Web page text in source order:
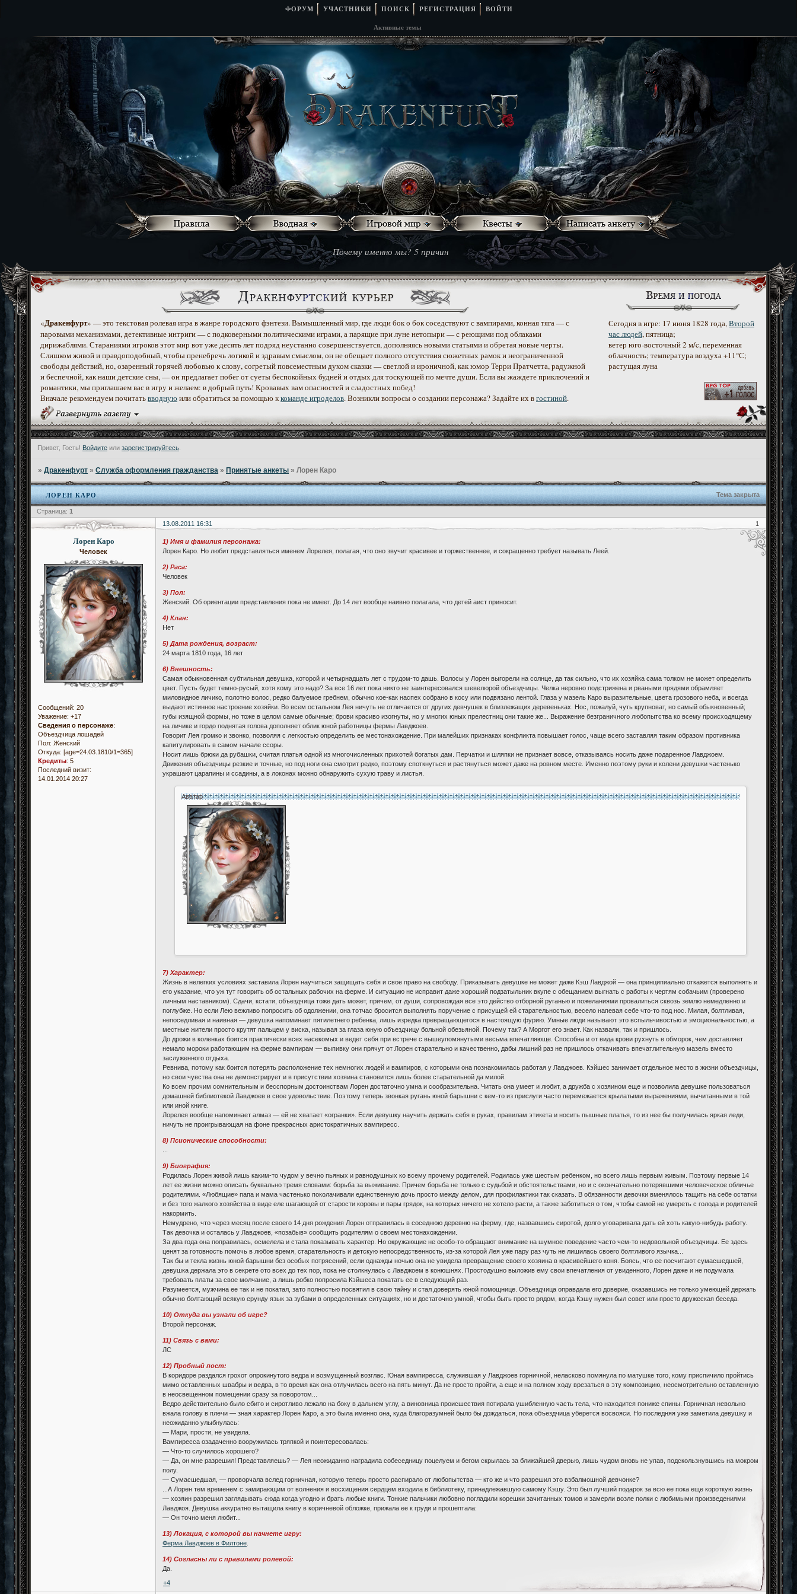
ФОРУМ УЧАСТНИКИ ПОИСК РЕГИСТРАЦИЯ
ВОЙТИ
Активные темы
Почему именно мы? 5 причин
«Дракенфурт» — это текстовая ролевая игра в жанре городского фэнтези. Вымышленный мир, где люди бок о бок соседствуют с вампирами, конная тяга — с
паровыми механизмами, детективные интриги — с подковерными политическими играми, а парящие при луне нетопыри — с реющими под облаками
дирижаблями. Стараниями игроков этот мир вот уже десять лет подряд неустанно совершенствуется, дополняясь новыми статьями и обретая новые черты.
Слишком живой и правдоподобный, чтобы пренебречь логикой и здравым смыслом, он не обещает полного отсутствия сюжетных рамок и неограниченной
свободы действий, но, озаренный горячей любовью к слову, согретый повсеместным духом сказки — светлой и ироничной, как юмор Терри Пратчетта, радужной
и беспечной, как наши детские сны, — он предлагает побег от суеты беспокойных будней и отдых для тоскующей по мечте души. Если вы жаждете приключений и
романтики, мы приглашаем вас в игру и желаем: в добрый путь! Кровавых вам опасностей и сладостных побед!
Вначале рекомендуем почитатьвводнуюили обратиться за помощью ккоманде игроделов. Возникли вопросы о создании персонажа? Задайте их вгостиной.
Сегодня в игре: 17 июня 1828 года,Второй
час людей, пятница;
ветер юго-восточный 2 м/c, переменная
облачность; температура воздуха +11°С;
растущая луна
Привет, Гость! Войдите или зарегистрируйтесь
»Дракенфурт »Служба оформления гражданства » Принятые анкеты »Лорен Каро
ЛОРЕН КАРО
Страница: 1
Тема закрыта
1
13.08.2011 16:31
Лорен Каро
Человек
Сообщений: 20
Уважение: +17
Сведения о персонаже:
Объездчица лошадей
Пол: Женский
Откуда: [age=24.03.1810/1=365]
Кредиты: 5
Последний визит:
14.01.2014 20:27
1) Имя и фамилия персонажа:
Лорен Каро. Но любит представляться именем Лорелея, полагая, что оно звучит красивее и торжественнее, и сокращенно требует называть Леей.
2) Раса:
Человек
3) Пол:
Женский. Об ориентации представления пока не имеет. До 14 лет вообще наивно полагала, что детей аист приносит.
4) Клан:
Нет
5) Дата рождения, возраст:
24 марта 1810 года, 16 лет
6) Внешность:
Самая обыкновенная субтильная девушка, которой и четырнадцать лет с трудом-то дашь. Волосы у Лорен выгорели на солнце, да так сильно, что их хозяйка сама толком не может определить
цвет. Пусть будет темно-русый, хотя кому это надо? За все 16 лет пока никто не заинтересовался шевелюрой объездчицы. Челка неровно подстрижена и рваными прядями обрамляет
миловидное личико, полотно волос, редко балуемое гребнем, обычно кое-как наспех собрано в косу или подвязано лентой. Глаза у мазель Каро выразительные, цвета грозового неба, и всегда
выдают истинное настроение хозяйки. Во всем остальном Лея ничуть не отличается от других девчушек в близлежащих деревеньках. Нос, пожалуй, чуть крупноват, но самый обыкновенный;
губы изящной формы, но тоже в целом самые обычные; брови красиво изогнуты, но у многих юных прелестниц они такие же... Выражение безграничного любопытства ко всему происходящему
на личике и гордо поднятая голова дополняет облик юной работницы фермы Лавджоев.
Говорит Лея громко и звонко, позволяя с легкостью определить ее местонахождение. При малейших признаках конфликта повышает голос, чаще всего заставляя таким образом противника
капитулировать в самом начале ссоры.
Носит лишь брюки да рубашки, считая платья одной из многочисленных прихотей богатых дам. Перчатки и шляпки не признает вовсе, отказываясь носить даже подаренное Лавджоем.
Движения объездчицы резкие и точные, но под ноги она смотрит редко, поэтому споткнуться и растянуться может даже на ровном месте. Именно поэтому руки и колени девушки частенько
украшают царапины и ссадины, а в локонах можно обнаружить сухую траву и листья.
Аватар
7) Характер:
Жизнь в нелегких условиях заставила Лорен научиться защищать себя и свое право на свободу. Приказывать девушке не может даже Кэш Лавджой — она принципиально откажется выполнять и
его указание, что уж тут говорить об остальных рабочих на ферме. И ситуацию не исправит даже хороший подзатыльник вкупе с обещанием выгнать с работы к чертям собачьим (проверено
личным наставником). Сдачи, кстати, объездчица тоже дать может, причем, от души, сопровождая все это действо отборной руганью и пожеланиями провалиться сквозь землю немедленно и
поглубже. Но если Лею вежливо попросить об одолжении, она тотчас бросится выполнять поручение с присущей ей старательностью, весело напевая себе что-то под нос. Милая, болтливая,
непоседливая и наивная — девушка напоминает пятилетнего ребенка, лишь изредка превращающегося в настоящую фурию. Умные люди называют это вспыльчивостью и эмоциональностью, а
местные жители просто крутят пальцем у виска, называя за глаза юную объездчицу больной обезьяной. Почему так? А Моргот его знает. Как назвали, так и пришлось.
До дрожи в коленках боится практически всех насекомых и ведет себя при встрече с вышеупомянутыми весьма впечатляюще. Способна и от вида крови рухнуть в обморок, чем доставляет
немало мороки работающим на ферме вампирам — выпивку они прячут от Лорен старательно и качественно, дабы лишний раз не пришлось откачивать впечатлительную мазель вместо
заслуженного отдыха.
Ревнива, потому как боится потерять расположение тех немногих людей и вампиров, с которыми она познакомилась работая у Лавджоев. Кэйшес занимает отдельное место в жизни объездчицы,
но свои чувства она не демонстрирует и в присутствии хозяина становится лишь более старательной да милой.
Ко всем прочим сомнительным и бесспорным достоинствам Лорен достаточно умна и сообразительна. Читать она умеет и любит, а дружба с хозяином еще и позволила девушке пользоваться
домашней библиотекой Лавджоев в свое удовольствие. Поэтому теперь звонкая ругань юной барышни с кем-то из прислуги часто перемежается крылатыми выражениями, вычитанными в той
или иной книге.
Лорелея вообще напоминает алмаз — ей не хватает «огранки». Если девушку научить держать себя в руках, правилам этикета и носить пышные платья, то из нее бы получилась яркая леди,
ничуть не проигрывающая на фоне прекрасных аристократичных вампиресс.
8) Псионические способности:
9) Биография:
Родилась Лорен живой лишь каким-то чудом у вечно пьяных и равнодушных ко всему прочему родителей. Родилась уже шестым ребенком, но всего лишь первым живым. Поэтому первые 14
лет ее жизни можно описать буквально тремя словами: борьба за выживание. Причем борьба не только с судьбой и обстоятельствами, но и с окончательно потерявшими человеческое обличье
родителями. «Любящие» папа и мама частенько поколачивали единственную дочь просто между делом, для профилактики так сказать. В обязанности девочки вменялось тащить на себе остатки
и без того жалкого хозяйства в виде еле шагающей от старости коровы и пары грядок, на которых ничего не хотело расти, а также заботиться о том, чтобы самой не умереть с голода и родителей
накормить.
Немудрено, что через месяц после своего 14 дня рождения Лорен отправилась в соседнюю деревню на ферму, где, назвавшись сиротой, долго уговаривала дать ей хоть какую-нибудь работу.
Так девочка и осталась у Лавджоев, «позабыв» сообщить родителям о своем местонахождении.
За два года она поправилась, осмелела и стала показывать характер. Но окружающие не особо-то обращают внимание на шумное поведение часто чем-то недовольной объездчицы. Ее здесь
ценят за готовность помочь в любое время, старательность и детскую непосредственность, из-за которой Лея уже пару раз чуть не лишилась своего болтливого язычка...
Так бы и текла жизнь юной барышни без особых потрясений, если однажды ночью она не увидела превращение своего хозяина в красивейшего коня. Боясь, что ее посчитают сумасшедшей,
девушка держала это в секрете ото всех до тех пор, пока не столкнулась с Лавджоем в конюшнях. Простодушно выложив ему свои впечатления от увиденного, Лорен даже и не подумала
требовать платы за свое молчание, а лишь робко попросила Кэйшеса покатать ее в следующий раз.
Разумеется, мужчина ее так и не покатал, зато полностью посвятил в свою тайну и стал доверять юной помощнице. Объездчица оправдала его доверие, оказавшись не только умеющей держать
обычно болтающий всякую ерунду язык за зубами в определенных ситуациях, но и достаточно умной, чтобы быть просто рядом, когда Кэшу нужен был совет или просто дружеская беседа.
10) Откуда вы узнали об игре?
Второй персонаж.
11) Связь с вами:
ЛС
12) Пробный пост:
В коридоре раздался грохот опрокинутого ведра и возмущенный возглас. Юная вампиресса, служившая у Лавджоев горничной, неласково помянула по матушке того, кому приспичило пройтись
мимо оставленных швабры и ведра, в то время как она отлучилась всего на пять минут. Да не просто пройти, а еще и на полном ходу врезаться в эту композицию, неосмотрительно оставленную
в неосвещенном помещении сразу за поворотом...
Ведро действительно было сбито и сиротливо лежало на боку в дальнем углу, а виновница происшествия потирала ушибленную часть тела, что находится пониже спины. Горничная невольно
вжала голову в плечи — зная характер Лорен Каро, а это была именно она, куда благоразумней было бы дождаться, пока объездчица уберется восвояси. Но последняя уже заметила девушку и
неожиданно улыбнулась:
— Мари, прости, не увидела.
Вампиресса озадаченно вооружилась тряпкой и поинтересовалась:
— Что-то случилось хорошего?
— Да, он мне разрешил! Представляешь? — Лея неожиданно наградила собеседницу поцелуем и бегом скрылась за ближайшей дверью, лишь чудом вновь не упав, подскользнувшись на мокром
полу.
— Сумасшедшая, — проворчала вслед горничная, которую теперь просто распирало от любопытства — кто же и что разрешил это взбалмошной девчонке?
...А Лорен тем временем с замирающим от волнения и восхищения сердцем входила в библиотеку, принадлежавшую самому Кэшу. Это был лучший подарок за всю ее пока еще короткую жизнь
— хозяин разрешил заглядывать сюда когда угодно и брать любые книги. Тонкие пальчики любовно погладили корешки зачитанных томов и замерли возле полки с любимыми произведениями
Лавджоя. Девушка аккуратно вытащила книгу в коричневой обложке, прижала ее к груди и прошептала:
— Он точно меня любит...
13) Локация, с которой вы начнете игру:
Ферма Лавджоев в Филтоне
14) Согласны ли с правилами ролевой:
Да.
+4